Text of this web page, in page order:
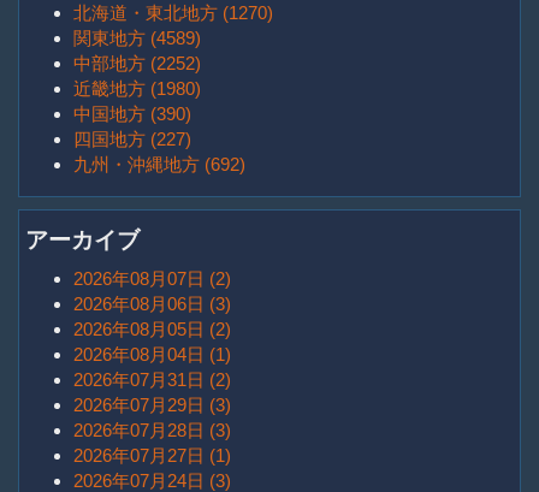
北海道・東北地方 (1270)
関東地方 (4589)
中部地方 (2252)
近畿地方 (1980)
中国地方 (390)
四国地方 (227)
九州・沖縄地方 (692)
アーカイブ
2026年08月07日 (2)
2026年08月06日 (3)
2026年08月05日 (2)
2026年08月04日 (1)
2026年07月31日 (2)
2026年07月29日 (3)
2026年07月28日 (3)
2026年07月27日 (1)
2026年07月24日 (3)